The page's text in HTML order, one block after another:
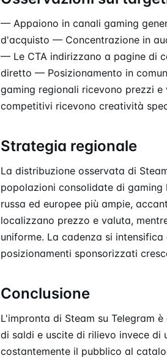
— Appaiono in canali gaming
d'acquisto — Concentrazione in
— Le CTA indirizzano a pagine di
diretto — Posizionamento in
gaming regionali ricevono prezzi
competitivi ricevono creatività
Strategia regionale
La distribuzione osservata di
popolazioni consolidate di gaming
russa ed europee più ampie,
localizzano prezzo e valuta,
uniforme. La cadenza si
posizionamenti sponsorizzati
Conclusione
L'impronta di Steam su Telegram
di saldi e uscite di rilievo invece
costantemente il pubblico al